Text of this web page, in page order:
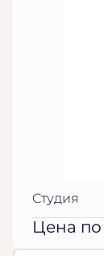
Студия
Цена